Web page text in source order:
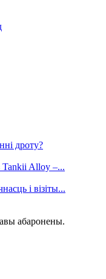
дроту?
Tankii Alloy –...
і візіты...
абаронены.